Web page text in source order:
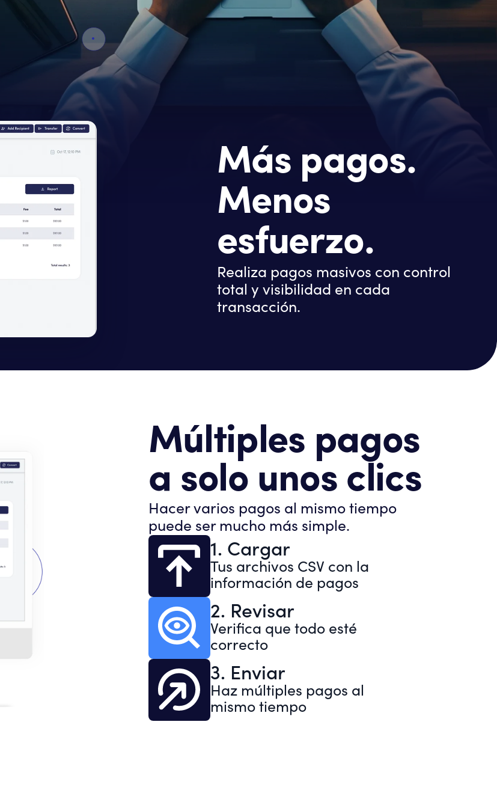
Más pagos.
Menos
esfuerzo.
Realiza pagos masivos con control
total y visibilidad en cada
transacción.
Múltiples pagos
a solo unos clics
Hacer varios pagos al mismo tiempo
puede ser mucho más simple.
1. Cargar
Tus archivos CSV con la
información de pagos
2. Revisar
Verifica que todo esté
correcto
3. Enviar
Haz múltiples pagos al
mismo tiempo